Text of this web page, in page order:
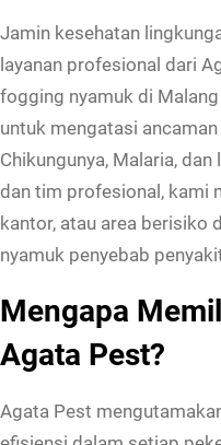
Jamin kesehatan
layanan profesional dari
fogging nyamuk di
untuk mengatasi
Chikungunya, Malaria,
dan tim profesional, kami
kantor, atau area berisiko
nyamuk penyebab
Mengapa
Agata Pest?
Agata Pest